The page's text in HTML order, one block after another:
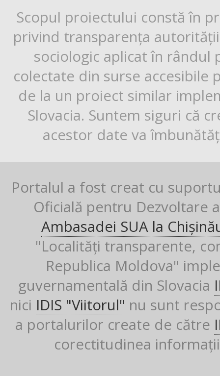
Scopul proiectului constă în
privind transparența
sociologic aplicat în rândul
colectate din surse
de la un proiect similar
Slovacia. Suntem siguri că
acestor date va
Portalul a fost creat cu
Oficială pentru Dezvoltare
Ambasadei SUA la
"Localități transparente,
Republica Moldova"
guvernamentală din Slovacia
nici IDIS "Viitorul" nu sunt
a portalurilor create de către
corectitudinea